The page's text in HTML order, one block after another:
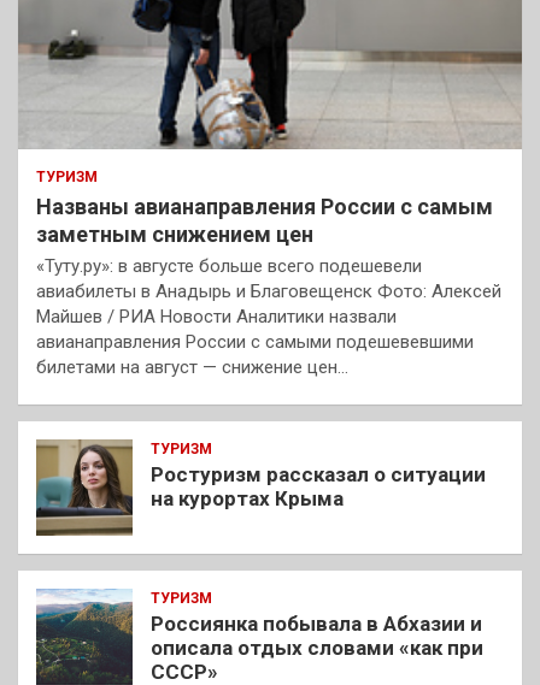
ТУРИЗМ
Названы авианаправления России с самым
заметным снижением цен
«Туту.ру»: в августе больше всего подешевели
авиабилеты в Анадырь и Благовещенск Фото: Алексей
Майшев / РИА Новости Аналитики назвали
авианаправления России с самыми подешевевшими
билетами на август — снижение цен…
ТУРИЗМ
Ростуризм рассказал о ситуации
на курортах Крыма
ТУРИЗМ
Россиянка побывала в Абхазии и
описала отдых словами «как при
СССР»